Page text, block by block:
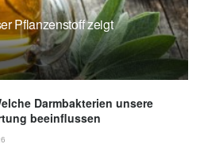
Pflanzenstoff zeigt
Darmbakterien unsere
beeinflussen